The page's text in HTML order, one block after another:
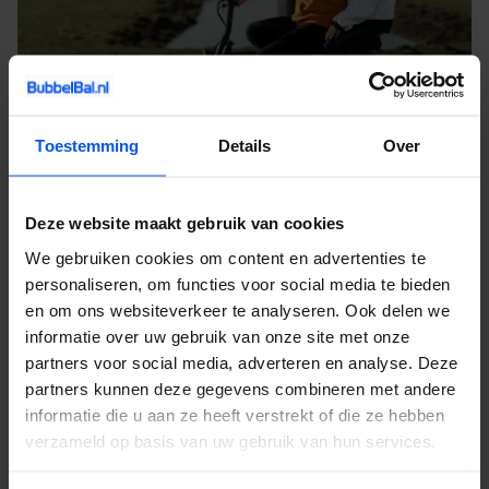
Toestemming Details Over
Deze website maakt gebruik van cookies
We gebruiken cookies om content en advertenties te
personaliseren, om functies voor social media te bieden
en om ons websiteverkeer te analyseren. Ook delen we
informatie over uw gebruik van onze site met onze
partners voor social media, adverteren en analyse. Deze
partners kunnen deze gegevens combineren met andere
informatie die u aan ze heeft verstrekt of die ze hebben
verzameld op basis van uw gebruik van hun services.
Contact en informatie
Ook een activiteit huren voor jouw uitje? Of heb je nog vragen
over onze activiteiten, service of prijzen? Vul hetcontactformulier
in. Dan nemen wij zo snel mogelijk contact met je op. Wij
vertellen je alles over de mogelijkheden en denken graag met je
mee.
Wat is een e-chopper?